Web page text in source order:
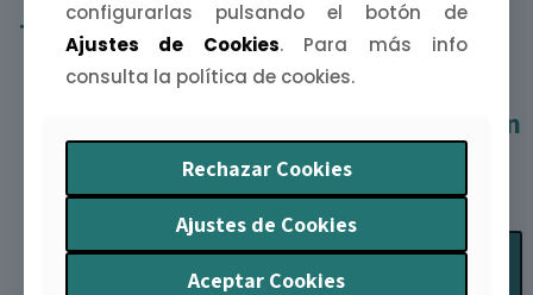
Tote bag Tierra de
Pueblos
Añadir al carrito
Añadir al carrito
Pack Collar
Bellotera + Tote
Bag // Colaboración
Dorado Vintage
35,00€
Seleccionar
configurarlas pulsando el botón de
Ajustes de Cookies. Para más info
consulta la política de cookies.
Rechazar Cookies
Ajustes de Cookies
Aceptar Cookies